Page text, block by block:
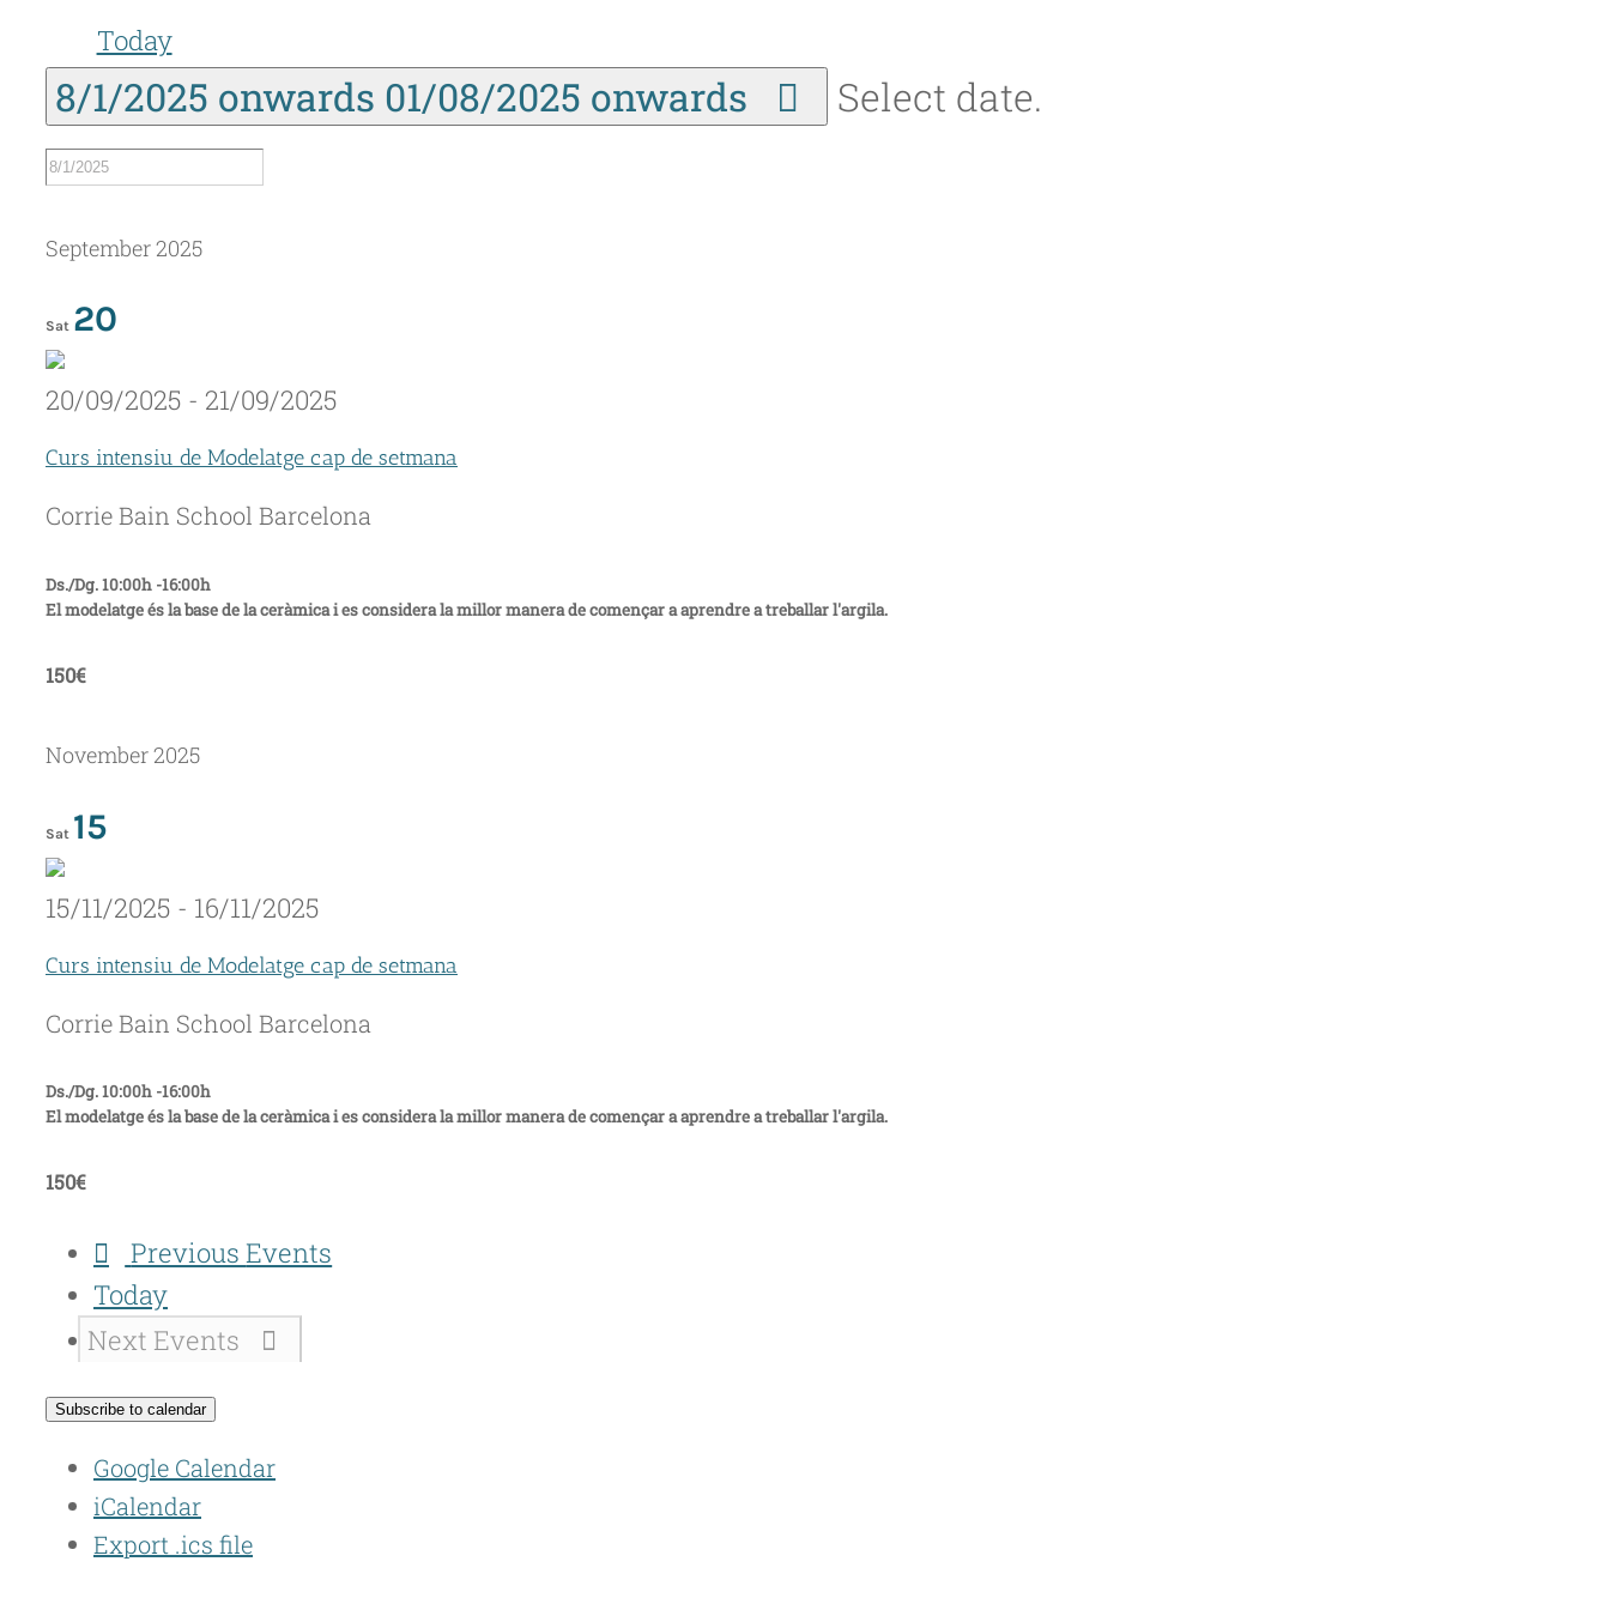
Today
8/1/2025 onwards 01/08/2025 onwards Select date.
September 2025
Sat 20
20/09/2025 - 21/09/2025
Curs intensiu de Modelatge cap de setmana
Corrie Bain School Barcelona
Ds./Dg. 10:00h -16:00h
El modelatge és la base de la ceràmica i es considera la millor manera de començar a aprendre a treballar l'argila.
150€
November 2025
Sat 15
15/11/2025 - 16/11/2025
Curs intensiu de Modelatge cap de setmana
Corrie Bain School Barcelona
Ds./Dg. 10:00h -16:00h
El modelatge és la base de la ceràmica i es considera la millor manera de començar a aprendre a treballar l'argila.
150€
PreviousEvents
Today
Next Events
Subscribe to calendar
Google Calendar
iCalendar
Export .ics file